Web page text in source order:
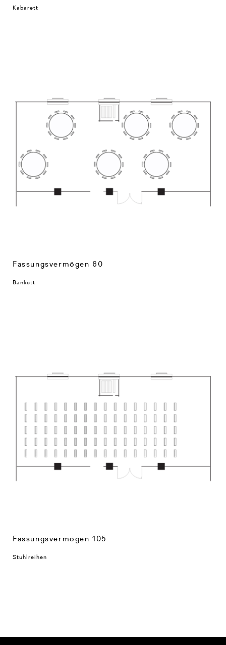
Kabarett
Fassungsvermögen 60
Bankett
Fassungsvermögen 105
Stuhlreihen